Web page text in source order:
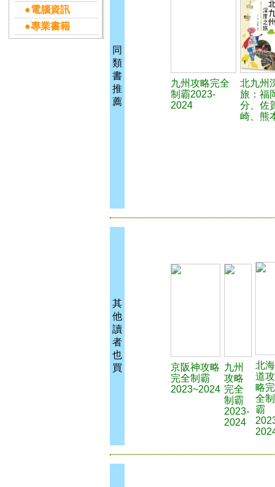
●電腦資訊
●專業書籍
同
類
書
推
薦
九州攻略完全
制霸2023-
2024
北九州
旅：福
分、佐
崎、熊
其
他
讀
者
也
買
京阪神攻略
完全制霸
2023~2024
九州
攻略
完全
制霸
2023-
2024
北海
道攻
略完
全制
霸